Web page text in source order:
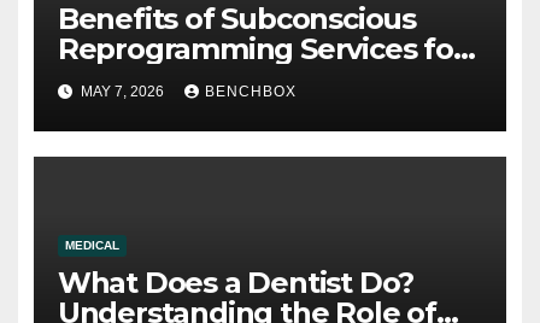
Benefits of Subconscious
Reprogramming Services for
Personal Development and
Success
MAY 7, 2026 BENCHBOX
MEDICAL
What Does a Dentist Do?
Understanding the Role of